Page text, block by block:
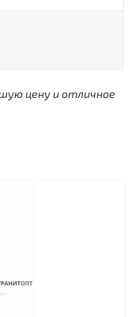
цену и отличное